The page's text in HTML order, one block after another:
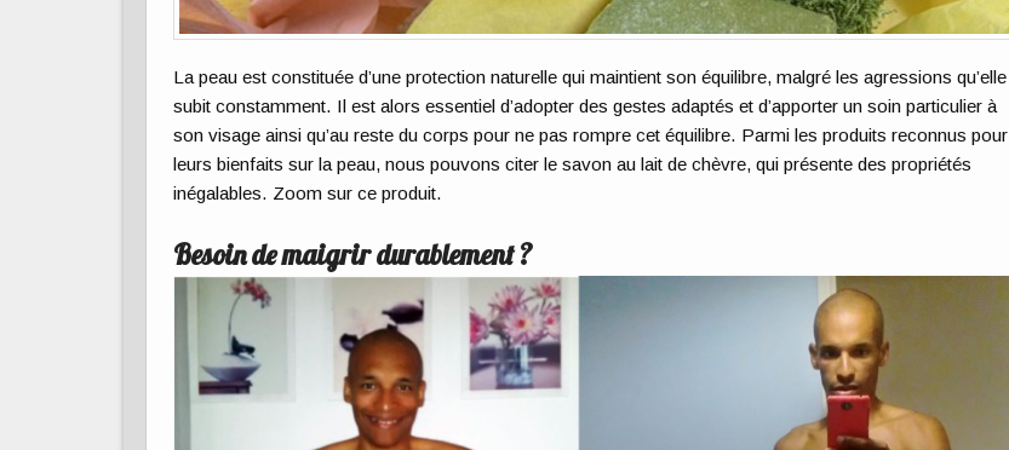
La peau est constituée d’une protection naturelle qui maintient son équilibre, malgré les agressions qu’elle
subit constamment. Il est alors essentiel d’adopter des gestes adaptés et d’apporter un soin particulier à
son visage ainsi qu’au reste du corps pour ne pas rompre cet équilibre. Parmi les produits reconnus pour
leurs bienfaits sur la peau, nous pouvons citer le savon au lait de chèvre, qui présente des propriétés
inégalables. Zoom sur ce produit.
Besoin de maigrir durablement ?